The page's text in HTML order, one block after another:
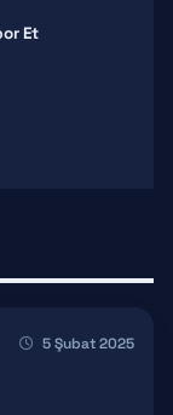
Et
5 Şubat 2025